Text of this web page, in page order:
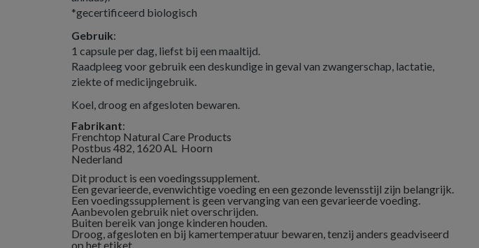
*gecertificeerd biologisch
Gebruik:
1 capsule per dag, liefst bij een maaltijd.
Raadpleeg voor gebruik een deskundige in geval van zwangerschap, lactatie,
ziekte of medicijngebruik.
Koel, droog en afgesloten bewaren.
Fabrikant:
Frenchtop Natural Care Products
Postbus 482, 1620 AL Hoorn
Nederland
Dit product is een voedingssupplement.
Een gevarieerde, evenwichtige voeding en een gezonde levensstijl zijn belangrijk.
Een voedingssupplement is geen vervanging van een gevarieerde voeding.
Aanbevolen gebruik niet overschrijden.
Buiten bereik van jonge kinderen houden.
Droog, afgesloten en bij kamertemperatuur bewaren, tenzij anders geadviseerd
op het etiket.